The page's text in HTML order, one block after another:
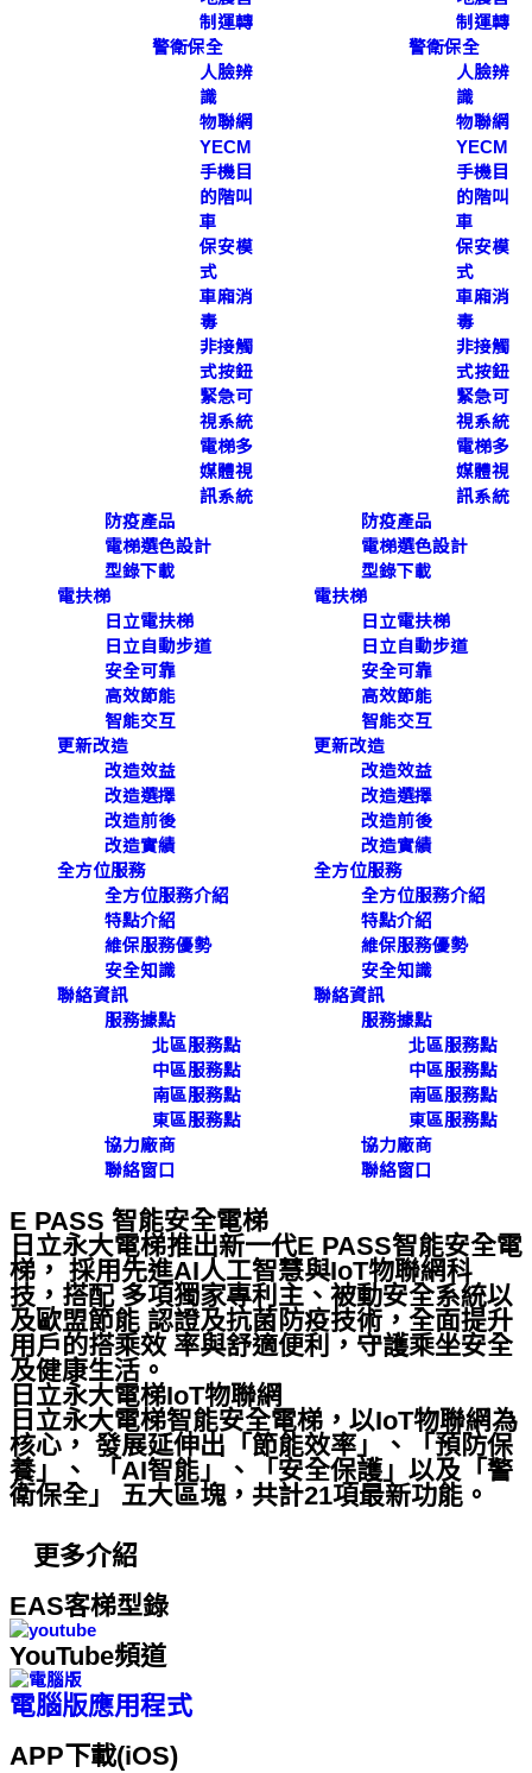
制運轉
警衛保全
人臉辨
識
物聯網
YECM
手機目
的階叫
車
保安模
式
車廂消
毒
非接觸
式按鈕
緊急可
視系統
電梯多
媒體視
訊系統
防疫產品
電梯選色設計
型錄下載
電扶梯
日立電扶梯
日立自動步道
安全可靠
高效節能
智能交互
更新改造
改造效益
改造選擇
改造前後
改造實績
全方位服務
全方位服務介紹
特點介紹
維保服務優勢
安全知識
聯絡資訊
服務據點
北區服務點
中區服務點
南區服務點
東區服務點
協力廠商
聯絡窗口
制運轉
警衛保全
人臉辨
識
物聯網
YECM
手機目
的階叫
車
保安模
式
車廂消
毒
非接觸
式按鈕
緊急可
視系統
電梯多
媒體視
訊系統
防疫產品
電梯選色設計
型錄下載
電扶梯
日立電扶梯
日立自動步道
安全可靠
高效節能
智能交互
更新改造
改造效益
改造選擇
改造前後
改造實績
全方位服務
全方位服務介紹
特點介紹
維保服務優勢
安全知識
聯絡資訊
服務據點
北區服務點
中區服務點
南區服務點
東區服務點
協力廠商
聯絡窗口
E PASS 智能安全電梯
日立永大電梯推出新一代E PASS智能安全電
梯， 採用先進AI人工智慧與IoT物聯網科
技，搭配 多項獨家專利主、被動安全系統以
及歐盟節能 認證及抗菌防疫技術，全面提升
用戶的搭乘效 率與舒適便利，守護乘坐安全
及健康生活。
日立永大電梯IoT物聯網
日立永大電梯智能安全電梯，以IoT物聯網為
核心， 發展延伸出「節能效率」、「預防保
養」、 「AI智能」、「安全保護」以及「警
衛保全」 五大區塊，共計21項最新功能。
更多介紹
EAS客梯型錄
YouTube頻道
電腦版應用程式
APP下載(iOS)